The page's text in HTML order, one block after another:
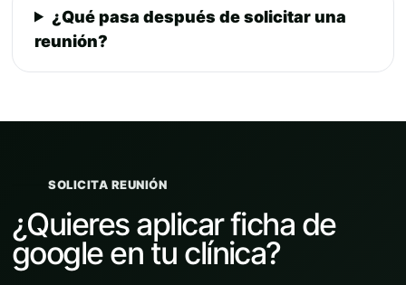
¿Qué pasa después de solicitar una
reunión?
SOLICITA REUNIÓN
¿Quieres aplicar ficha de
google en tu clínica?